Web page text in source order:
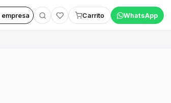
empresa Carrito WhatsApp